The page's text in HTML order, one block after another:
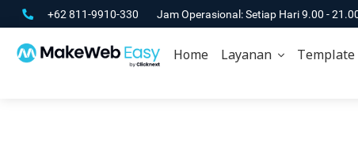
+62 811-9910-330 Jam Operasional: Setiap Hari 9.00 -
Home Layanan Template